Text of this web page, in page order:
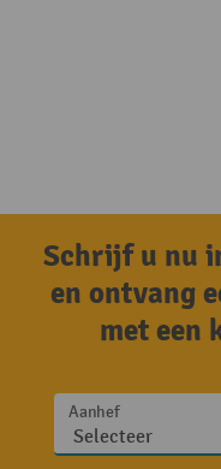
Schrijf u nu
en ontvang
met een
Aanhef